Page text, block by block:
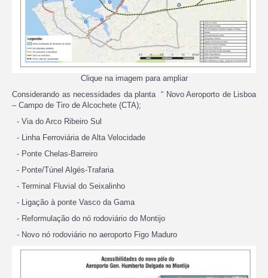
Clique na imagem para ampliar
Considerando as necessidades da planta “ Novo Aeroporto de Lisboa
– Campo de Tiro de Alcochete (CTA);
- Via do Arco Ribeiro Sul
- Linha Ferroviária de Alta Velocidade
- Ponte Chelas-Barreiro
- Ponte/Túnel Algés-Trafaria
- Terminal Fluvial do Seixalinho
- Ligação à ponte Vasco da Gama
- Reformulação do nó rodoviário do Montijo
- Novo nó rodoviário no aeroporto Figo Maduro